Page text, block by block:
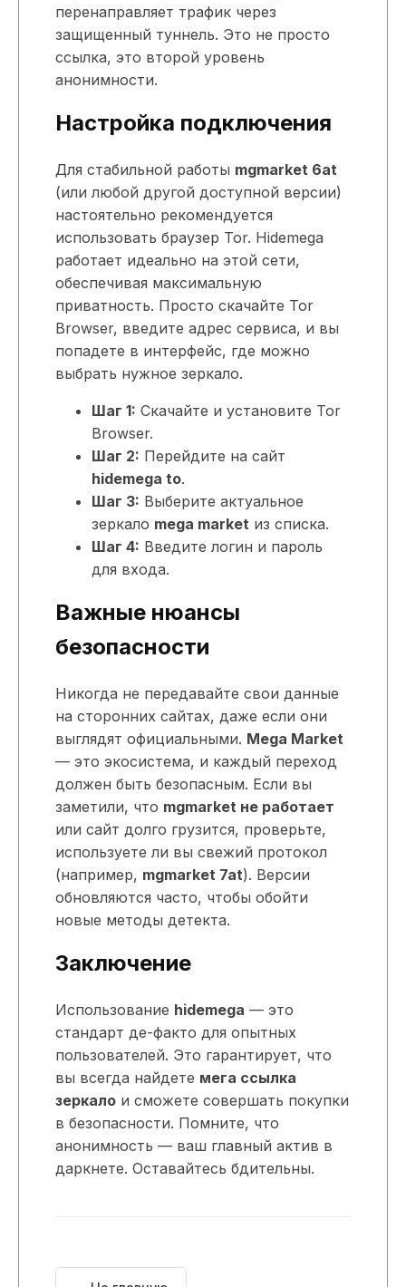
перенаправляет трафик через
защищенный туннель. Это не просто
ссылка, это второй уровень
анонимности.
Настройка подключения
Для стабильной работы mgmarket 6at
(или любой другой доступной версии)
настоятельно рекомендуется
использовать браузер Tor. Hidemega
работает идеально на этой сети,
обеспечивая максимальную
приватность. Просто скачайте Tor
Browser, введите адрес сервиса, и вы
попадете в интерфейс, где можно
выбрать нужное зеркало.
Шаг 1: Скачайте и установите Tor
Browser.
Шаг 2: Перейдите на сайт
hidemega to.
Шаг 3: Выберите актуальное
зеркало mega market из списка.
Шаг 4: Введите логин и пароль
для входа.
Важные нюансы
безопасности
Никогда не передавайте свои данные
на сторонних сайтах, даже если они
выглядят официальными. Mega Market
— это экосистема, и каждый переход
должен быть безопасным. Если вы
заметили, что mgmarket не работает
или сайт долго грузится, проверьте,
используете ли вы свежий протокол
(например, mgmarket 7at). Версии
обновляются часто, чтобы обойти
новые методы детекта.
Заключение
Использование hidemega — это
стандарт де-факто для опытных
пользователей. Это гарантирует, что
вы всегда найдете мега ссылка
зеркало и сможете совершать покупки
в безопасности. Помните, что
анонимность — ваш главный актив в
даркнете. Оставайтесь бдительны.